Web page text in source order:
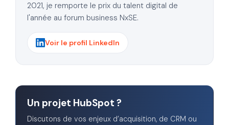
2021, je remporte le prix du talent digital de
l'année au forum business NxSE.
Voir le profil LinkedIn
Un projet HubSpot ?
Discutons de vos enjeux d’acquisition, de CRM ou